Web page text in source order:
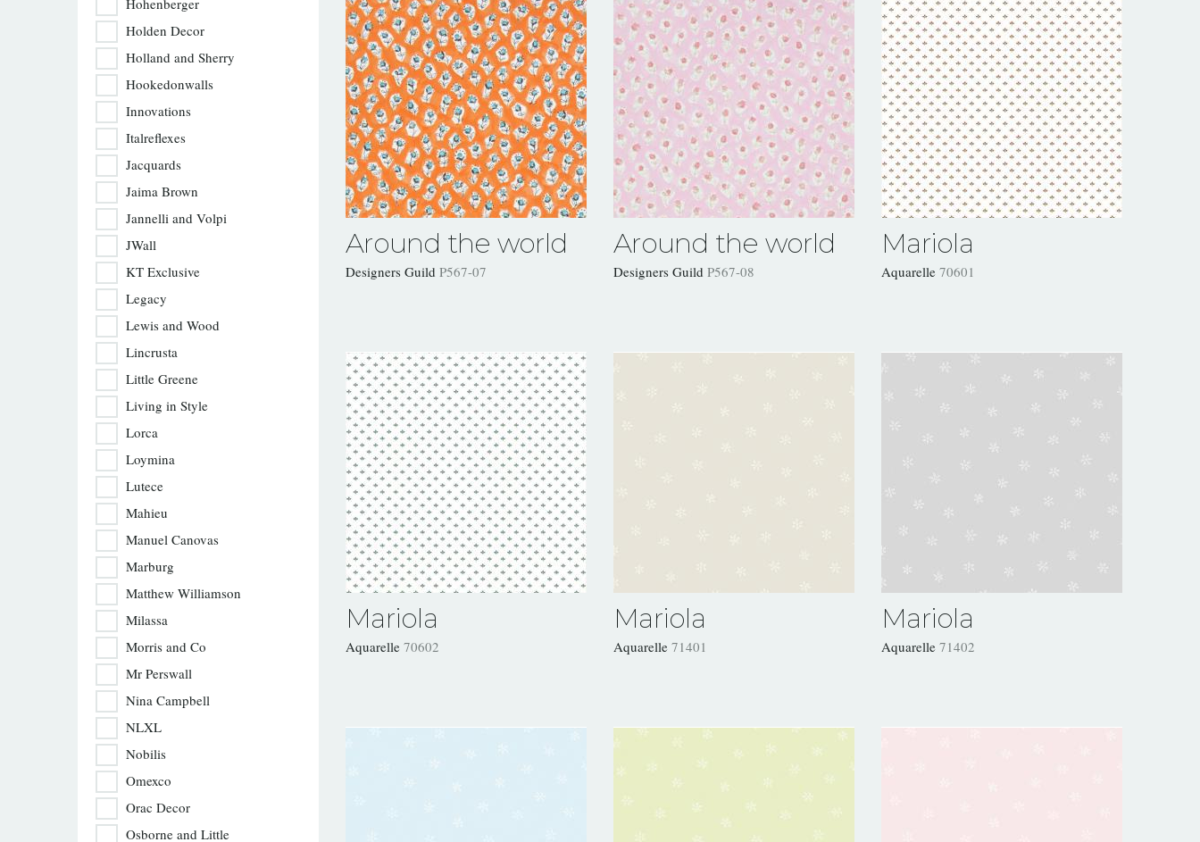
Hohenberger
Holden Decor
Holland and Sherry
Hookedonwalls
Innovations
Italreflexes
Jacquards
Jaima Brown
Jannelli and Volpi
JWall
KT Exclusive
Legacy
Lewis and Wood
Lincrusta
Little Greene
Living in Style
Lorca
Loymina
Lutece
Mahieu
Manuel Canovas
Marburg
Matthew Williamson
Milassa
Morris and Co
Mr Perswall
Nina Campbell
NLXL
Nobilis
Omexco
Orac Decor
Osborne and Little
Around the world
Designers Guild P567-07
Around the world
Designers Guild P567-08
Mariola
Aquarelle 70601
Mariola
Aquarelle 70602
Mariola
Aquarelle 71401
Mariola
Aquarelle 71402